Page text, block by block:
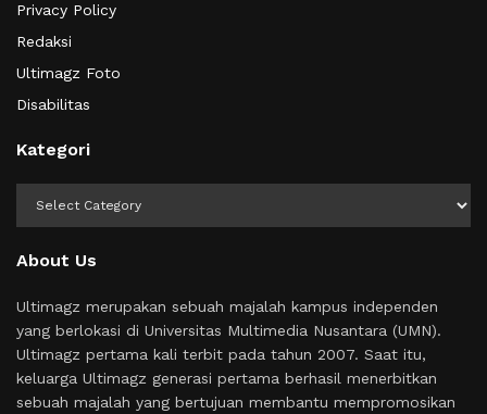
Privacy Policy
Redaksi
Ultimagz Foto
Disabilitas
Kategori
About Us
Ultimagz merupakan sebuah majalah kampus independen
yang berlokasi di Universitas Multimedia Nusantara (UMN).
Ultimagz pertama kali terbit pada tahun 2007. Saat itu,
keluarga Ultimagz generasi pertama berhasil menerbitkan
sebuah majalah yang bertujuan membantu mempromosikan